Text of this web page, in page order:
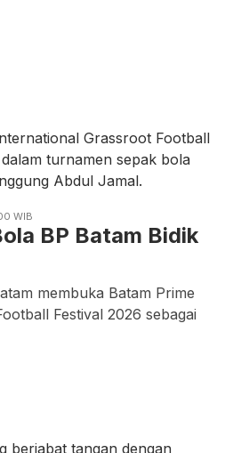
WIB
BP Batam Bidik
membuka Batam Prime
Festival 2026 sebagai